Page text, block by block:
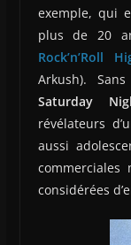
exemple, qui
plus de 20
Rock’n’Roll
Arkush).
Saturday
révélateurs
aussi
considérées